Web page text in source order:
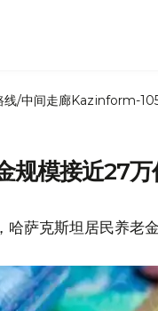
线/中间走廊Kazinform-
规模接近27
萨克斯坦居民养老金